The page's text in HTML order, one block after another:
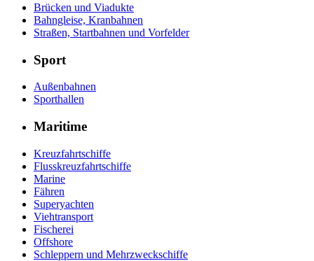
Brücken und Viadukte
Bahngleise, Kranbahnen
Straßen, Startbahnen und Vorfelder
Sport
Außenbahnen
Sporthallen
Maritime
Kreuzfahrtschiffe
Flusskreuzfahrtschiffe
Marine
Fähren
Superyachten
Viehtransport
Fischerei
Offshore
Schleppern und Mehrzweckschiffe